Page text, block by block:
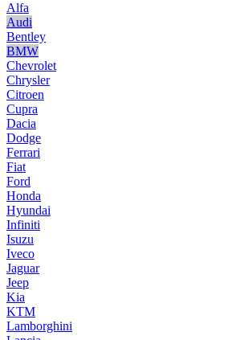
Alfa
Audi
Bentley
BMW
Chevrolet
Chrysler
Citroen
Cupra
Dacia
Dodge
Ferrari
Fiat
Ford
Honda
Hyundai
Infiniti
Isuzu
Iveco
Jaguar
Jeep
Kia
KTM
Lamborghini